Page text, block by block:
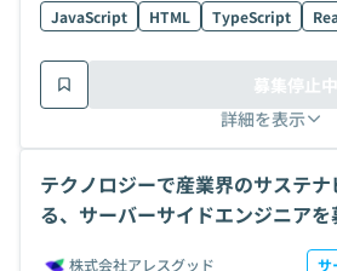
JavaScript HTML TypeScript
詳細を表示
募集停止中
テクノロジーで産業界のサステ
る、サーバーサイドエンジニアを
株式会社アレスグッド サ